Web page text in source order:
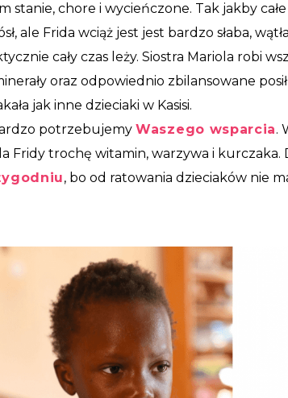
stanie, chore i wycieńczone. Tak jakby
ale Frida wciąż jest jest bardzo słaba,
cały czas leży. Siostra Mariola robi
oraz odpowiednio zbilansowane
jak inne dzieciaki w Kasisi.
potrzebujemy Waszego wsparcia.
Fridy trochę witamin, warzywa i kurczaka.
, bo od ratowania dzieciaków nie